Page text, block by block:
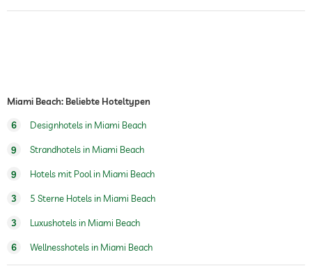
Wellnessmassagen
Wellnessbereich
Miami Beach: Beliebte Hoteltypen
6 Designhotels in Miami Beach
9 Strandhotels in Miami Beach
9 Hotels mit Pool in Miami Beach
3 5 Sterne Hotels in Miami Beach
3 Luxushotels in Miami Beach
6 Wellnesshotels in Miami Beach